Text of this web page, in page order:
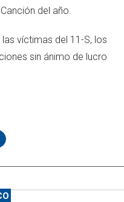
del año.
víctimas del 11-S, los
sin ánimo de lucro